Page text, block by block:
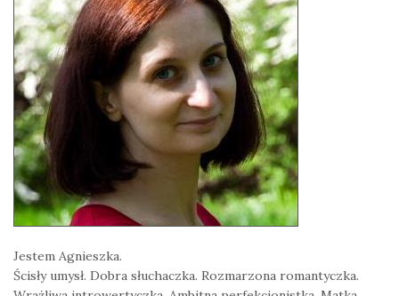
Jestem Agnieszka.
Ścisły umysł. Dobra słuchaczka. Rozmarzona romantyczka.